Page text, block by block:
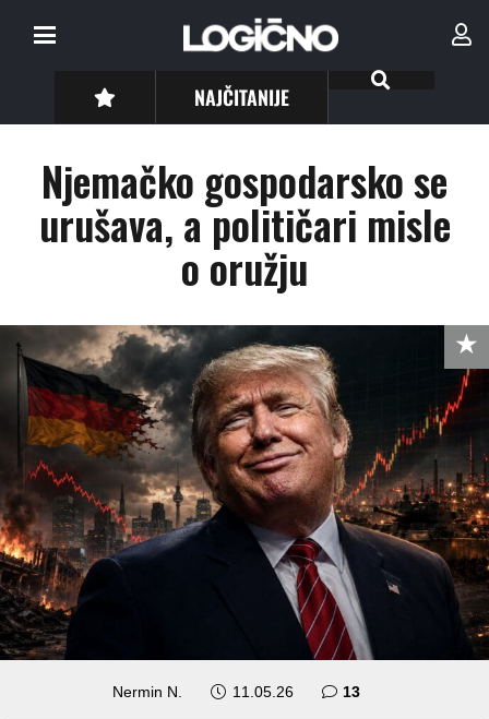
NAJČITANIJE
Njemačko gospodarsko se
urušava, a političari misle
o oružju
Nermin N. 11.05.26 13komentara